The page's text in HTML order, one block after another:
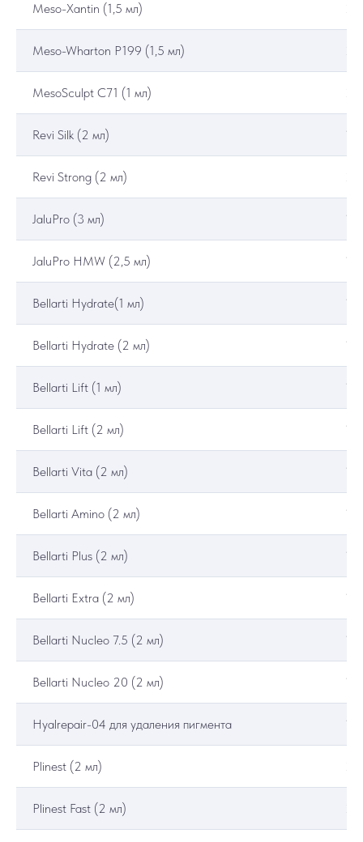
Meso-Xantin (1,5 мл)
Meso-Wharton P199 (1,5 мл)
MesoSculpt C71 (1 мл)
Revi Silk (2 мл) 19
Revi Strong (2 мл)
JaluPro (3 мл) 13
JaluPro HMW (2,5 мл) 19
Bellarti Hydrate(1 мл) 15
Bellarti Hydrate (2 мл) 17
Bellarti Lift (1 мл) 15
Bellarti Lift (2 мл) 17
Bellarti Vita (2 мл) 18
Bellarti Amino (2 мл) 18
Bellarti Plus (2 мл) 17
Bellarti Extra (2 мл) 18
Bellarti Nucleo 7.5 (2 мл) 18
Bellarti Nucleo 20 (2 мл) 18
Hyalrepair-04 для удаления пигмента 19
Plinest (2 мл)
Plinest Fast (2 мл)